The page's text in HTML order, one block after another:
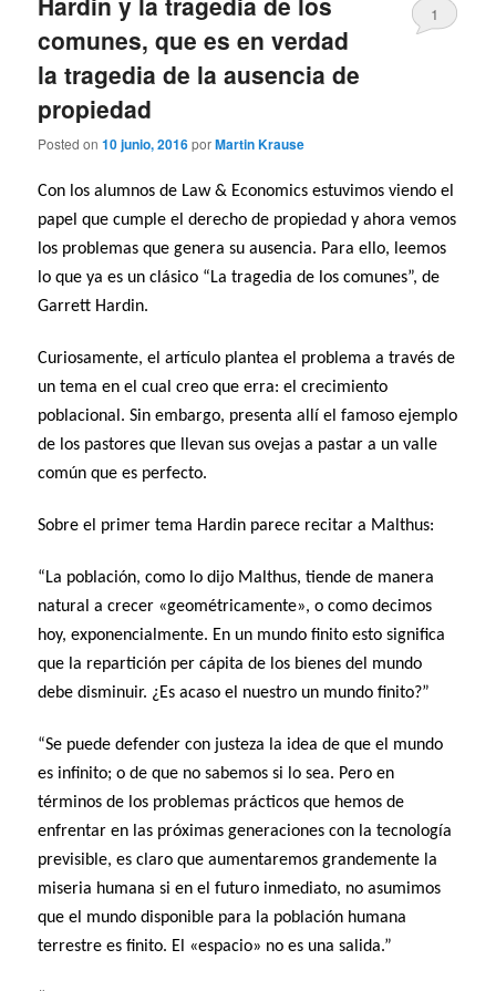
comunes, que es en verdad
la tragedia de la ausencia de
propiedad
Posted on10 junio, 2016porMartin Krause
1
Con los alumnos de Law & Economics estuvimos viendo el
papel que cumple el derecho de propiedad y ahora vemos
los problemas que genera su ausencia. Para ello, leemos
lo que ya es un clásico “La tragedia de los comunes”, de
Garrett Hardin.
Curiosamente, el artículo plantea el problema a través de
un tema en el cual creo que erra: el crecimiento
poblacional. Sin embargo, presenta allí el famoso ejemplo
de los pastores que llevan sus ovejas a pastar a un valle
común que es perfecto.
Sobre el primer tema Hardin parece recitar a Malthus:
“La población, como lo dijo Malthus, tiende de manera
natural a crecer «geométricamente», o como decimos
hoy, exponencialmente. En un mundo finito esto significa
que la repartición per cápita de los bienes del mundo
debe disminuir. ¿Es acaso el nuestro un mundo finito?”
“Se puede defender con justeza la idea de que el mundo
es infinito; o de que no sabemos si lo sea. Pero en
términos de los problemas prácticos que hemos de
enfrentar en las próximas generaciones con la tecnología
previsible, es claro que aumentaremos grandemente la
miseria humana si en el futuro inmediato, no asumimos
que el mundo disponible para la población humana
terrestre es finito. El «espacio» no es una salida.”